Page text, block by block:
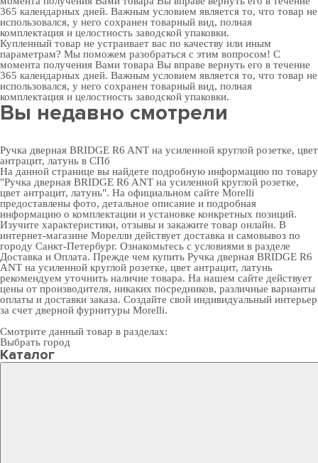
365 календарных дней. Важным условием является то, что товар не
использовался, у него сохранен товарный вид, полная
комплектация и целостность заводской упаковки.
Купленный товар не устраивает вас по качеству или иным
параметрам? Мы поможем разобраться с этим вопросом! С
момента получения Вами товара Вы вправе вернуть его в течение
365 календарных дней. Важным условием является то, что товар не
использовался, у него сохранен товарный вид, полная
комплектация и целостность заводской упаковки.
Вы недавно смотрели
Ручка дверная BRIDGE R6 ANT на усиленной круглой розетке, цвет
антрацит, латунь в СПб
На данной странице вы найдете подробную информацию по товару
"Ручка дверная BRIDGE R6 ANT на усиленной круглой розетке,
цвет антрацит, латунь". На официальном сайте Morelli
предоставлены фото, детальное описание и подробная
информацию о комплектации и установке конкретных позиций.
Изучите характеристики, отзывы и закажите товар онлайн. В
интернет-магазине Морелли действует доставка и самовывоз по
городу Санкт-Петербург. Ознакомьтесь с условиями в разделе
Доставка и Оплата. Прежде чем купить Ручка дверная BRIDGE R6
ANT на усиленной круглой розетке, цвет антрацит, латунь
рекомендуем уточнить наличие товара. На нашем сайте действует
цены от производителя, никаких посредников, различные варианты
оплаты и доставки заказа. Создайте свой индивидуальный интерьер
за счет дверной фурнитуры Morelli.
Смотрите данный товар в разделах:
Выбрать город
Каталог